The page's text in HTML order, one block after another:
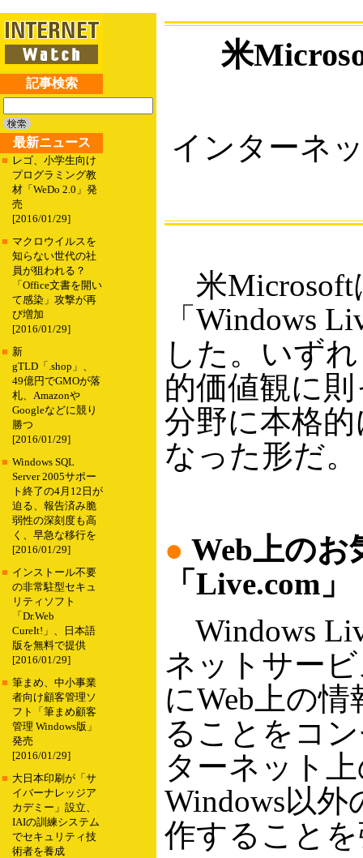
記事検索
最新ニュース
■ レゴ、小学生向け
プログラミング教
材「WeDo 2.0」発
売
[2016/01/29]
■ マクロウイルスを
知らない世代の社
員が狙われる？
「Office文書を開い
て感染」攻撃が再
び増加
[2016/01/29]
■ 新
gTLD「.shop」、
49億円でGMOが落
札、Amazonや
Googleなどに競り
勝つ
[2016/01/29]
■ Windows SQL
Server 2005サポー
ト終了の4月12日が
迫る、報告済み脆
弱性の深刻度も高
く、早急な移行を
[2016/01/29]
■ インストール不要
の非常駐型セキュ
リティソフト
「Dr.Web
CureIt!」、日本語
版を無料で提供
[2016/01/29]
■ 筆まめ、中小事業
者向け顧客管理ソ
フト「筆まめ顧客
管理 Windows版」
発売
[2016/01/29]
■ 大日本印刷が「サ
イバーナレッジア
カデミー」設立、
IAIの訓練システム
でセキュリティ技
術者を養成
米
インターネ
米Microsoft
「Windows
した。いず
的価値観に
分野に本格
なった形だ。
● Web上の
「Live.com」
Windows
ネットサー
にWeb上の
ることをコ
ターネット
Windows以
作すること